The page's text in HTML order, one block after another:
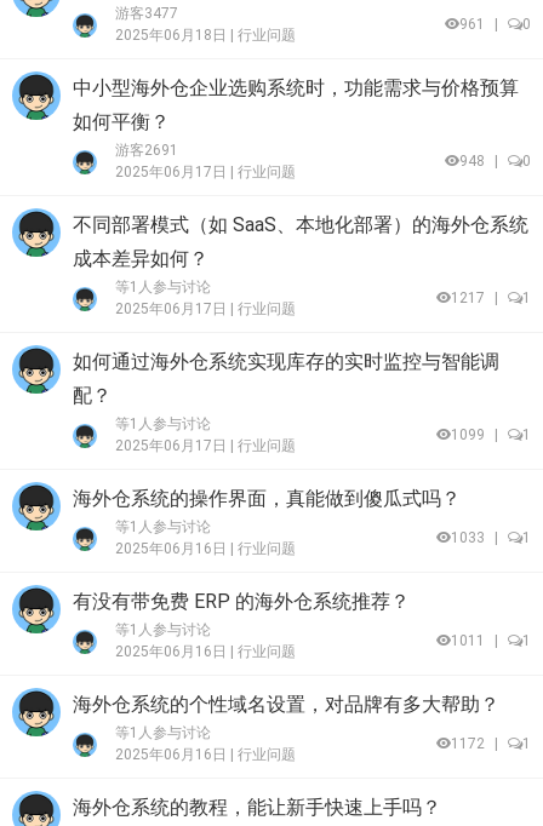
游客3477
2025年06月18日 | 行业问题
961 0
中小型海外仓企业选购系统时，功能需求与价格预算
如何平衡？
游客2691
2025年06月17日 | 行业问题
948 0
不同部署模式（如 SaaS、本地化部署）的海外仓系统
成本差异如何？
等1人参与讨论
2025年06月17日 | 行业问题
1217 1
如何通过海外仓系统实现库存的实时监控与智能调
配？
等1人参与讨论
2025年06月17日 | 行业问题
1099 1
海外仓系统的操作界面，真能做到傻瓜式吗？
等1人参与讨论
2025年06月16日 | 行业问题
1033 1
有没有带免费 ERP 的海外仓系统推荐？
等1人参与讨论
2025年06月16日 | 行业问题
1011 1
海外仓系统的个性域名设置，对品牌有多大帮助？
等1人参与讨论
2025年06月16日 | 行业问题
1172 1
海外仓系统的教程，能让新手快速上手吗？